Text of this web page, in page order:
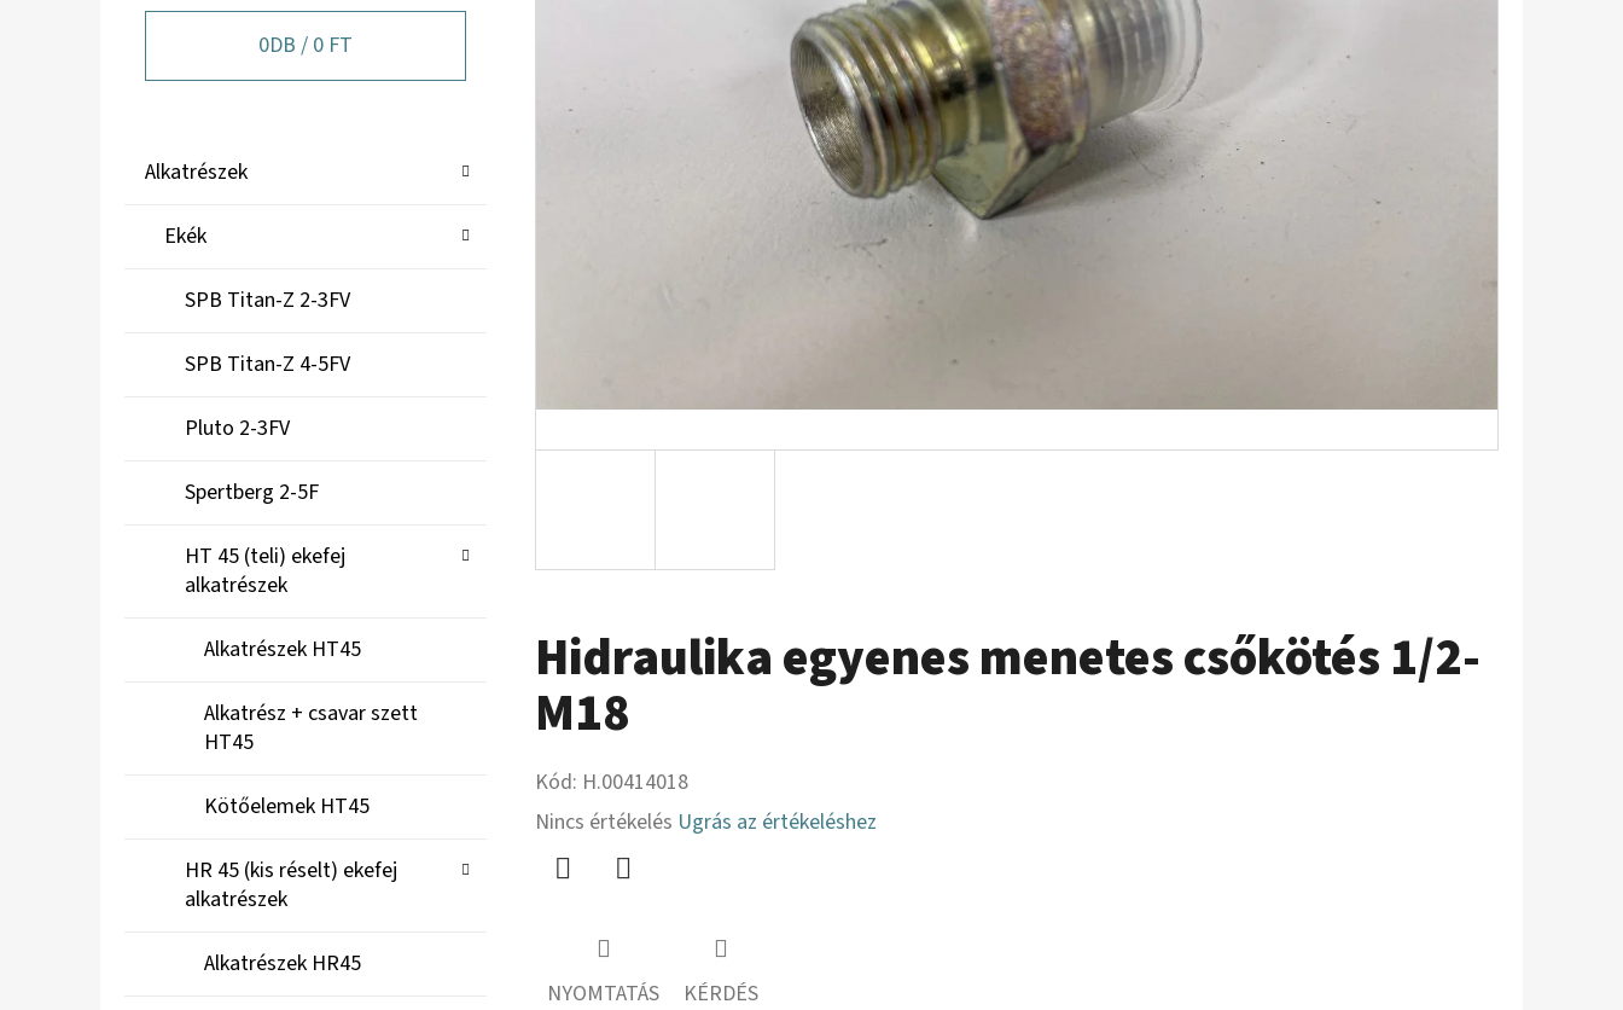
0DB / 0 FT
Kategóriák
Alkatrészek
Ekék
SPB Titan-Z 2-3FV
SPB Titan-Z 4-5FV
Pluto 2-3FV
Spertberg 2-5F
HT 45 (teli) ekefej
alkatrészek
Alkatrészek HT45
Alkatrész + csavar szett
HT45
Kötőelemek HT45
HR 45 (kis réselt) ekefej
alkatrészek
Alkatrészek HR45
Hidraulika egyenes menetes csőkötés 1/2-
M18
Kód: H.00414018
A
termék
értékelése
5-
Nincs értékelés Ugrás az értékeléshez
NYOMTATÁS KÉRDÉS